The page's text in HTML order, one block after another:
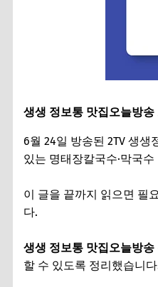
생생 정보통 맛집오늘방
6월 24일 방송된 2TV 생
있는 명태장칼국수·막국
이 글을 끝까지 읽으면 필
다.
생생 정보통 맛집오늘방
할 수 있도록 정리했습니